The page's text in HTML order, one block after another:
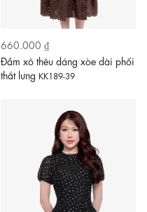
660.000 ₫
Đầm xô thêu dáng xòe dài phối
thắt lưng KK189-39